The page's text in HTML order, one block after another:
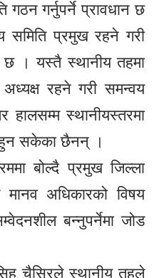
गठन गर्नुपर्ने प्रावधान छ
समिति प्रमुख रहने गरी
छ । यस्तै स्थानीय तहमा
रहने गरी समन्वय
हालसम्म स्थानीयस्तरमा
सकेका छैनन् ।
बोल्दै प्रमुख जिल्ला
मानव अधिकारको विषय
बन्नुपर्नेमा जोड
चैसिरले स्थानीय तहले